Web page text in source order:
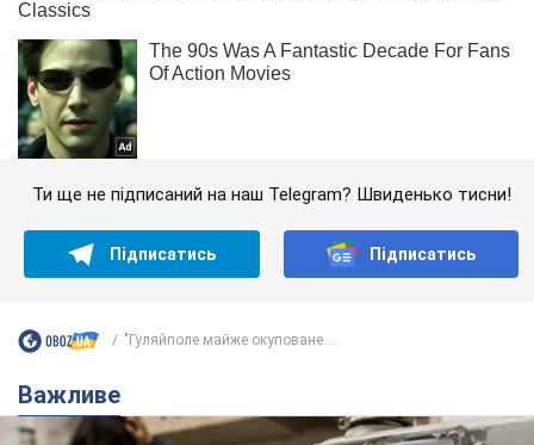
Ти ще не підписаний на наш Telegram? Швиденько тисни!
Підписатись Підписатись
"Гуляйполе майже окуповане ...
Важливе